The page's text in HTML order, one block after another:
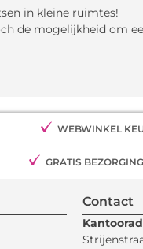
in kleine ruimtes!
de mogelijkheid om
WEBWINKEL
GRATIS
Contact